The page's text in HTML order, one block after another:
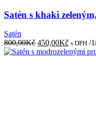
Satén s khaki
Satén
800,00Kč Původní
cena
450,00KčAktuální
cena
s DPH /